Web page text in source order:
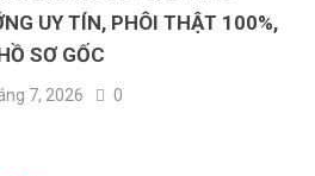
UY TÍN, PHÔI THẬT 100%,
SƠ GỐC
7, 2026 0